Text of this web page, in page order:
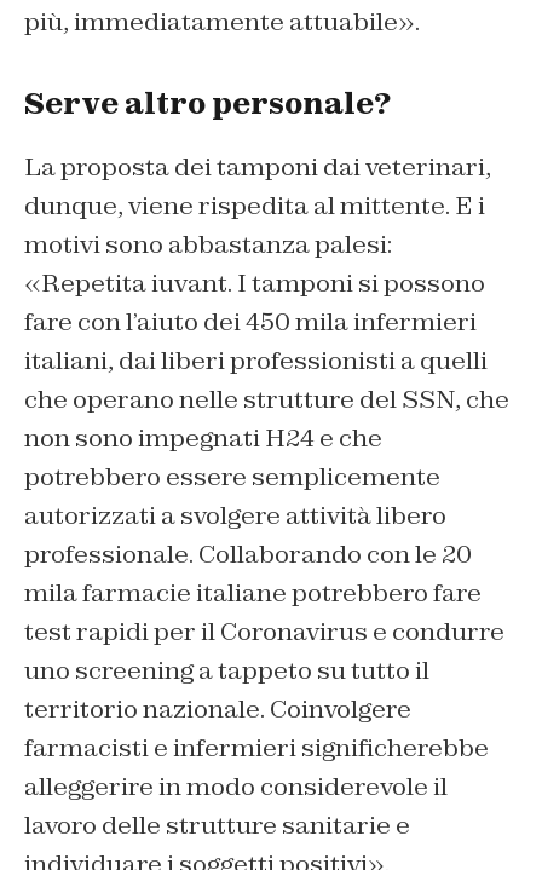
più, immediatamente attuabile».
Serve altro personale?
La proposta dei tamponi dai veterinari,
dunque, viene rispedita al mittente. E i
motivi sono abbastanza palesi:
«Repetita iuvant. I tamponi si possono
fare con l’aiuto dei 450 mila infermieri
italiani, dai liberi professionisti a quelli
che operano nelle strutture del SSN, che
non sono impegnati H24 e che
potrebbero essere semplicemente
autorizzati a svolgere attività libero
professionale. Collaborando con le 20
mila farmacie italiane potrebbero fare
test rapidi per il Coronavirus e condurre
uno screening a tappeto su tutto il
territorio nazionale. Coinvolgere
farmacisti e infermieri significherebbe
alleggerire in modo considerevole il
lavoro delle strutture sanitarie e
individuare i soggetti positivi».